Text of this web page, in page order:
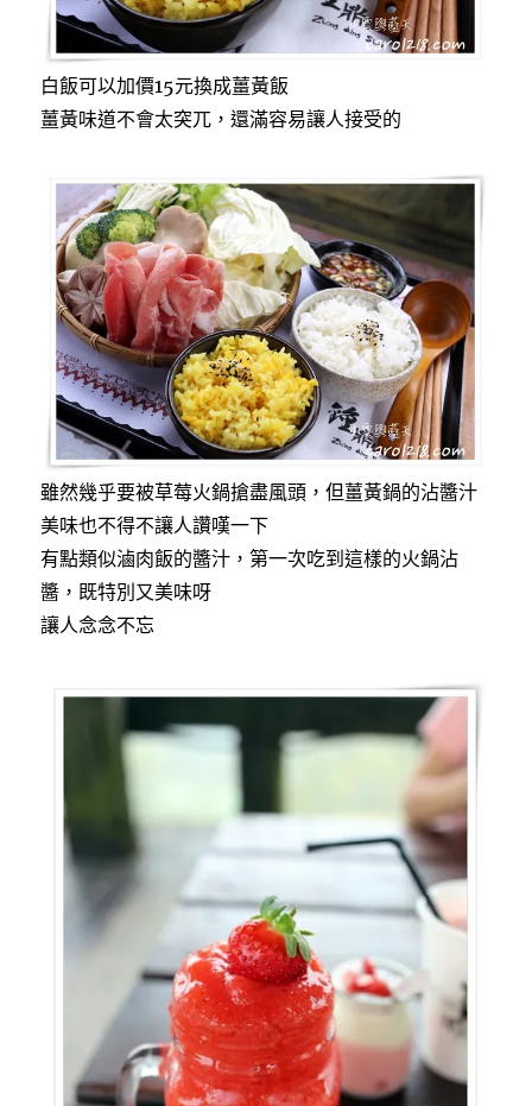
白飯可以加價15元換成薑黃飯
薑黃味道不會太突兀，還滿容易讓人接受的
雖然幾乎要被草莓火鍋搶盡風頭，但薑黃鍋的沾醬汁
美味也不得不讓人讚嘆一下
有點類似滷肉飯的醬汁，第一次吃到這樣的火鍋沾
醬，既特別又美味呀
讓人念念不忘